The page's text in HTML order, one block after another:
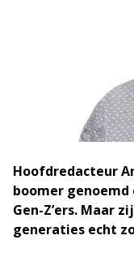
Hoofdredacteur
boomer
Gen-Z’ers. Maar
generaties echt